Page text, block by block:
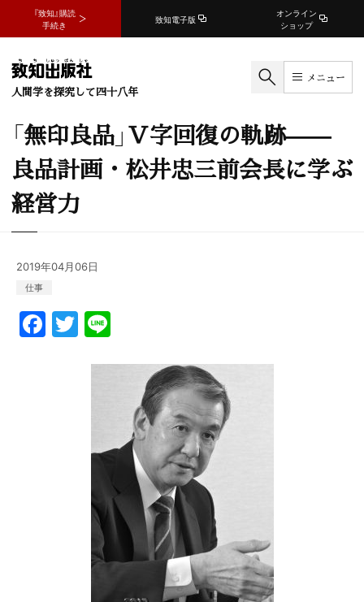
『致知』購読
手続き
致知電子版
オンライン
ショップ
人間学を探究して四十八年
メニュー
「無印良品」Ｖ字回復の軌跡——
良品計画・松井忠三前会長に学ぶ
経営力
2019年04月06日
仕事
F
a
T
w
itte